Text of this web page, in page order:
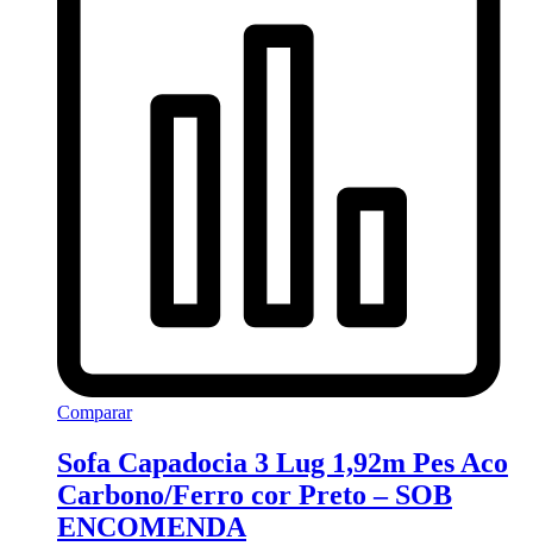
Comparar
Sofa Capadocia 3 Lug 1,92m Pes Aco
Carbono/Ferro cor Preto – SOB
ENCOMENDA